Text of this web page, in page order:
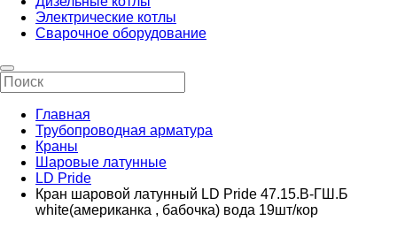
Электрические котлы
Сварочное оборудование
Главная
Трубопроводная арматура
Краны
Шаровые латунные
LD Pride
Кран шаровой латунный LD Pride 47.15.В-ГШ.Б
white(американка , бабочка) вода 19шт/кор